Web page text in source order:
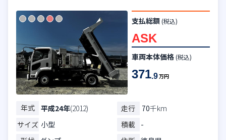
支払総額 (税込)
ASK
車両本体価格 (税込)
371.9万円
年式 平成24年(2012) 走行 70千km
サイズ 小型 積載
-